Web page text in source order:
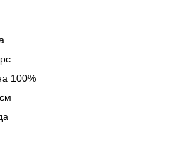
100%